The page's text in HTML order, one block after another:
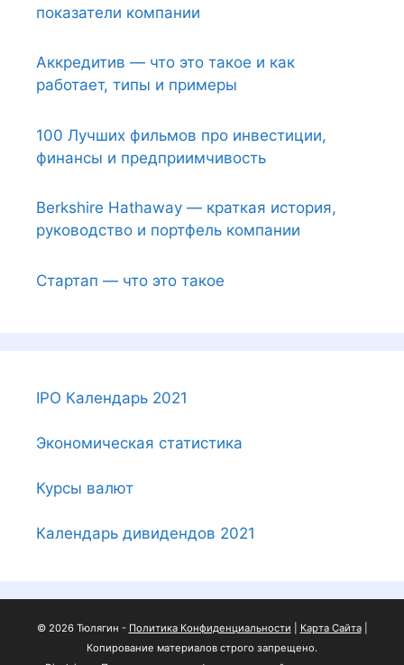
показатели компании
Аккредитив — что это такое и как
работает, типы и примеры
100 Лучших фильмов про инвестиции,
финансы и предприимчивость
Berkshire Hathaway — краткая история,
руководство и портфель компании
Стартап — что это такое
IPO Календарь 2021
Экономическая статистика
Курсы валют
Календарь дивидендов 2021
© 2026 Тюлягин - Политика Конфиденциальности Карта Сайта|
Копирование материалов строго запрещено.